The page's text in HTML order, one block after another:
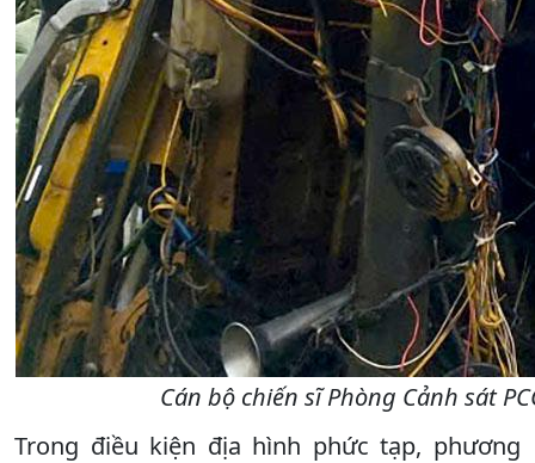
Cán bộ chiến sĩ Phòng Cảnh sát
Trong điều kiện địa hình phức tạp, phương